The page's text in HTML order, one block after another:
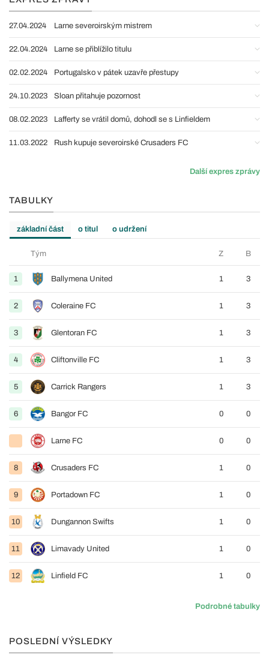
27.04.2024 Larne severoirským mistrem
22.04.2024 Larne se přiblížilo titulu
02.02.2024 Portugalsko v pátek uzavře přestupy
24.10.2023 Sloan přitahuje pozornost
08.02.2023 Lafferty se vrátil domů, dohodl se s Linfieldem
11.03.2022 Rush kupuje severoirské Crusaders FC
Další expres zprávy
TABULKY
základní část o titul o udržení
Tým Z B
1 Ballymena United 1 3
2 Coleraine FC 1 3
3 Glentoran FC 1 3
4 Cliftonville FC 1 3
5 Carrick Rangers 1 3
6 Bangor FC 0 0
Larne FC 0 0
8 Crusaders FC 1 0
9 Portadown FC 1 0
10 Dungannon Swifts 1 0
11 Limavady United 1 0
12 Linfield FC 1 0
Podrobné tabulky
POSLEDNÍ VÝSLEDKY